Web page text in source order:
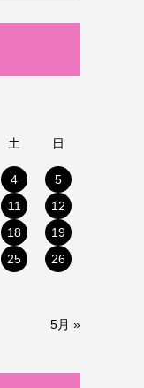
土 日
4
5
11
12
18
19
25
26
5月 »